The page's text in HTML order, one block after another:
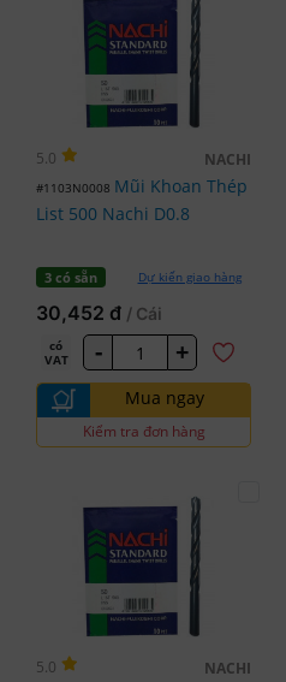
5.0 NACHI
#1103N0008 Mũi Khoan Thép
List 500 Nachi D0.8
3 có sẵn Dự kiến giao hàng
30,452 đ / Cái
có
VAT
- +
Mua ngay
Kiểm tra đơn hàng
5.0 NACHI